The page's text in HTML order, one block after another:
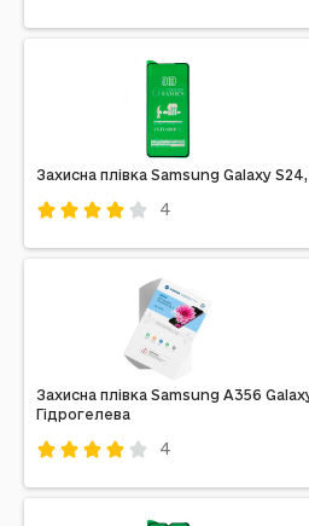
Звичайне
Захисна плівка Samsung Galaxy
4
Звичайне
Захисна плівка Samsung A356
Гідрогелева
4
Гідрогелева